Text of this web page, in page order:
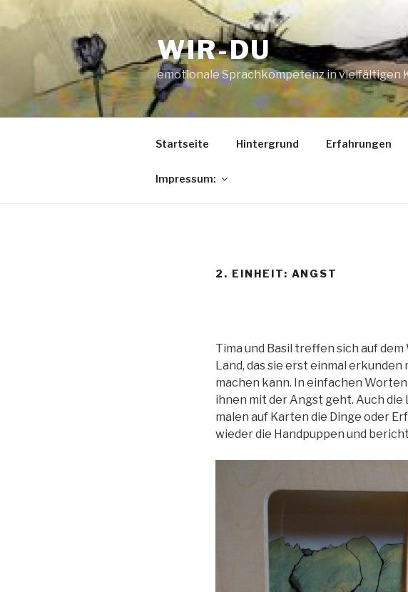
Inhalt
WIR-DU
emotionale Sprachkompetenz in vielfältigen
Startseite Hintergrund Erfahrungen
Impressum:
2. EINHEIT: ANGST
Tima und Basil treffen sich auf
Land, das sie erst einmal erkunden
machen kann. In einfachen
ihnen mit der Angst geht. Auch die
malen auf Karten die Dinge oder
wieder die Handpuppen und